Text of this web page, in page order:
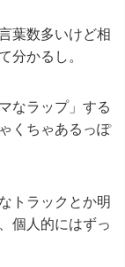
葉数多いけど相
分かるし。
なラップ」する
くちゃあるっぽ
トラックとか明
個人的にはずっ